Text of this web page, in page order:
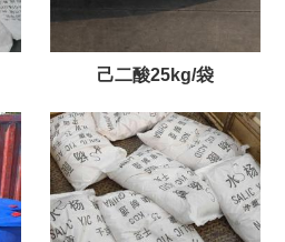
己二酸25kg/袋